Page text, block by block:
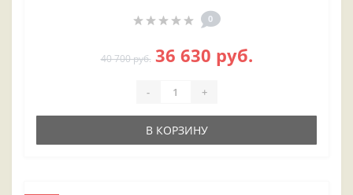
0
40 700 руб. 36 630 руб.
- +
В КОРЗИНУ